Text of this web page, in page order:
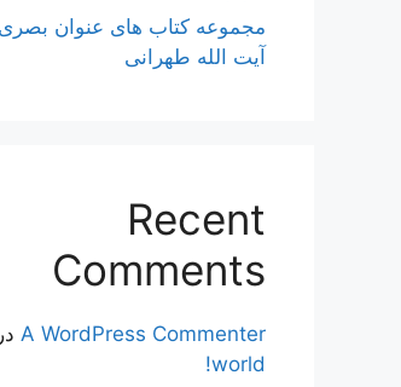
مجموعه کتاب های عنوان
آیت الله طهرانی
Recent
Comments
A WordPress Commenter در
world!